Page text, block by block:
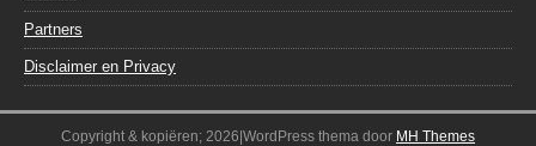
Partners
Disclaimer en Privacy
Copyright & kopiëren; 2026|WordPress thema door MH Themes